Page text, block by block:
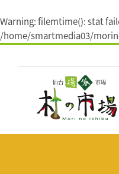
Warning: filemtime(): stat
/home/smartmedia03/
ス